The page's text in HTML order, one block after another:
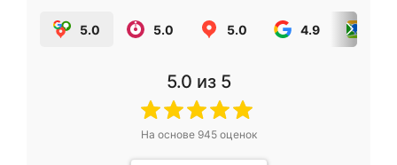
5.0 5.0 5.0 4.9
5.0 из 5
На основе 945оценок